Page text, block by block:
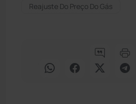
Reajuste Do Preço Do Gás